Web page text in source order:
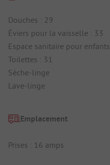
Douches : 29
Éviers pour la vaisselle : 33
Espace sanitaire pour enfants
Toilettes : 31
Sèche-linge
Lave-linge
Emplacement
Prises : 16 amps